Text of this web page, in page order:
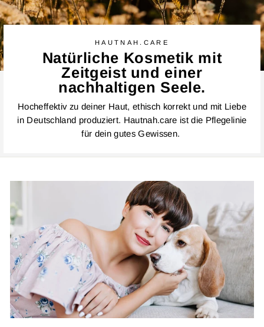
HAUTNAH.CARE
Natürliche Kosmetik mit
Zeitgeist und einer
nachhaltigen Seele.
Hocheffektiv zu deiner Haut, ethisch korrekt und mit Liebe
in Deutschland produziert. Hautnah.care ist die Pflegelinie
für dein gutes Gewissen.